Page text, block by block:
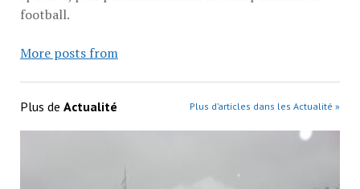
football.
More posts from
Plus de Actualité Plus d’articles dans les Actualité »